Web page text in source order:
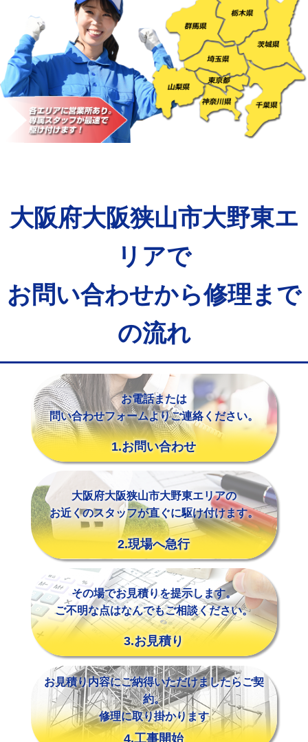
給水管工事※（塩ビ管（VP・HI）使
用（追加）/3ｍ超え)
+8,800円
給水管工事※（ライニング鋼管・銅
管・ポリ管・HT管使用/3ｍまで)
44,000円
給水管工事※（ライニング鋼管・銅
管・ポリ管・HT管使用/3ｍ超え)
+8,800円
マス交換（土の掘削・埋め戻し作業）
コンクリート斫り（厚さ10㎝まで） 27,500円
コンクリート斫り（厚さ10㎝超え）
モルタル補修（厚さ10㎝超え） 38,500円
※給水管工事は20mmまでの価格です。
大阪府大阪狭山市大野東エ
リアで
お問い合わせから修理まで
の流れ
お電話または
問い合わせフォームよりご連絡ください。
1.お問い合わせ
大阪府大阪狭山市大野東エリアの
お近くのスタッフが直ぐに駆け付けます。
2.現場へ急行
その場でお見積りを提示します。
ご不明な点はなんでもご相談ください。
3.お見積り
お見積り内容にご納得いただけましたらご契
約。
修理に取り掛かります
4.工事開始